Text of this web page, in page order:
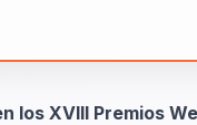
los XVIII Premios